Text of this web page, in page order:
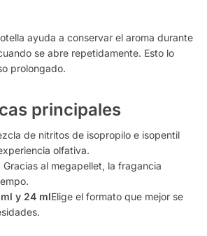
ayuda a conservar el aroma durante
se abre repetidamente. Esto lo
prolongado.
principales
de nitritos de isopropilo e isopentil
olfativa.
Gracias al megapellet, la fragancia
y 24 mlElige el formato que mejor se